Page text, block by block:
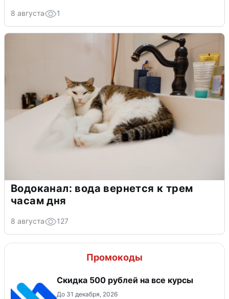
8 августа 1
Водоканал: вода вернется к трем
часам дня
8 августа 127
Промокоды
Скидка 500 рублей на все курсы
До 31 декабря, 2026